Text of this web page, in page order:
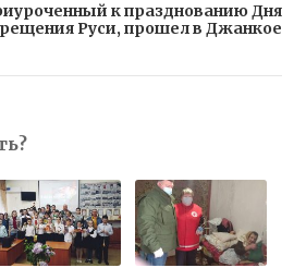
к празднованию Дня
Руси, прошел в Джанкое